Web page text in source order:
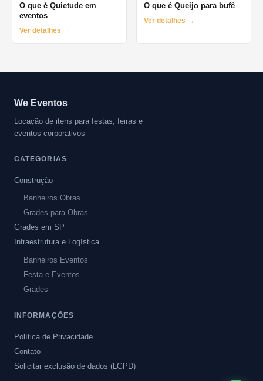
O que é Quietude em
eventos
Ver detalhes →
O que é Queijo para bufê
Ver detalhes →
We Eventos
Locação de itens para festas, feiras e
eventos corporativos
CATEGORIAS
Construção
Banheiros Obras
Grades para Obras
Grades em SP
Infraestrutura e Logística
Banheiros Eventos
Festa e Eventos
Grades
INFORMAÇÕES
Política de Privacidade
Contato
Solicitar exclusão de dados (LGPD)